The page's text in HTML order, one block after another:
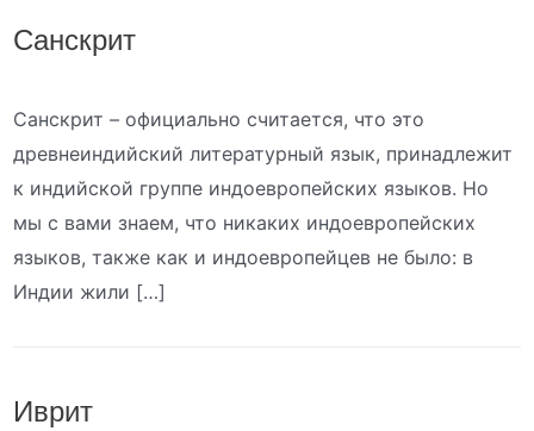
Санскрит
Санскрит – официально считается, что это
древнеиндийский литературный язык, принадлежит
к индийской группе индоевропейских языков. Но
мы с вами знаем, что никаких индоевропейских
языков, также как и индоевропейцев не было: в
Индии жили […]
Иврит